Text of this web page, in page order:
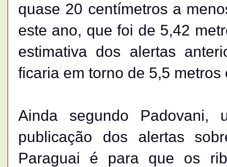
quase 20 centímetros a
este ano, que foi de 5,42
estimativa dos alertas
ficaria em torno de 5,5
Ainda segundo Padovani,
publicação dos alertas
Paraguai é para que os